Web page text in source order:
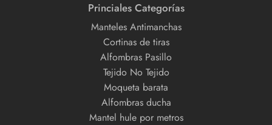
Princiales Categorías
Manteles Antimanchas
Cortinas de tiras
Alfombras Pasillo
Tejido No Tejido
Moqueta barata
Alfombras ducha
Mantel hule por metros